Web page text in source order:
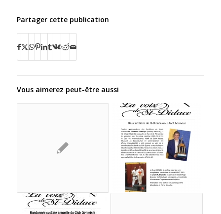
Partager cette publication
Vous aimerez peut-être aussi